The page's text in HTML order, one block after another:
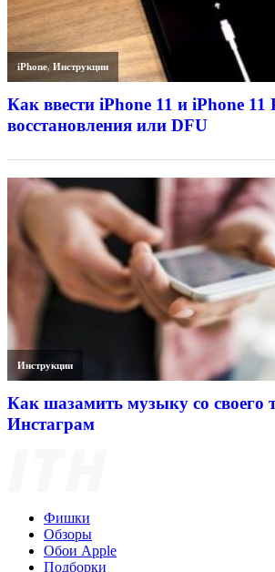
iPhone,Инструкции
Как ввести iPhone 11 и iPhone
восстановления или DFU
Инструкции
Как шазамить музыку со своего
Инстаграм
Фишки
Обзоры
Обои Apple
Подборки